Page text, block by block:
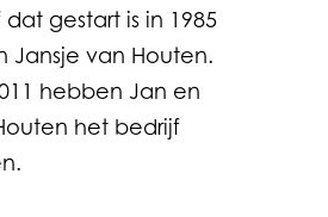
gestart is in 1985
Jansje van Houten.
hebben Jan en
het bedrijf